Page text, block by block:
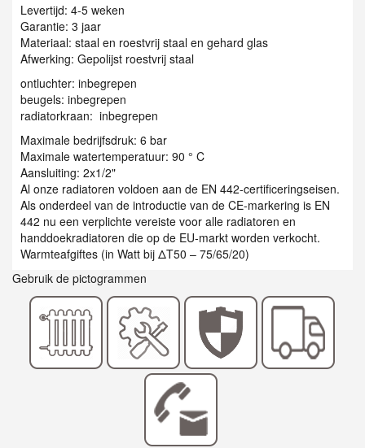
Levertijd: 4-5 weken
Garantie: 3 jaar
Materiaal: staal en roestvrij staal en gehard glas
Afwerking: Gepolijst roestvrij staal
ontluchter: inbegrepen
beugels: inbegrepen
radiatorkraan: inbegrepen
Maximale bedrijfsdruk: 6 bar
Maximale watertemperatuur: 90 ° C
Aansluiting: 2x1/2"
Al onze radiatoren voldoen aan de EN 442-certificeringseisen.
Als onderdeel van de introductie van de CE-markering is EN
442 nu een verplichte vereiste voor alle radiatoren en
handdoekradiatoren die op de EU-markt worden verkocht.
Warmteafgiftes (in Watt bij ΔT50 – 75/65/20)
Gebruik de pictogrammen